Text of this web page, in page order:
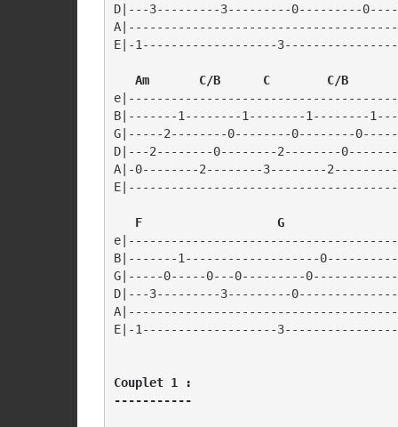
D|---3---------3---------0---------
E|-1-------------------
Am       C/B      C        C/B
B|-------1--------1--------1--------
G|-----2--------0--------0--------
D|---2--------0--------2--------
A|-0--------2--------3--------
F                   G
B|-------1-------------------
G|-----0-----0---0---------
D|---3---------3---------
Couplet 1 :
-----------